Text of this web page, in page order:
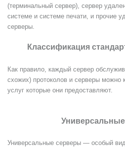
(терминальный сервер), сервер
системе и системе печати, и прочие
Классификация
Как правило, каждый сервер
схожих) протоколов и серверы можно
услуг которые они предоставляют.
Универсальные серверы — особый